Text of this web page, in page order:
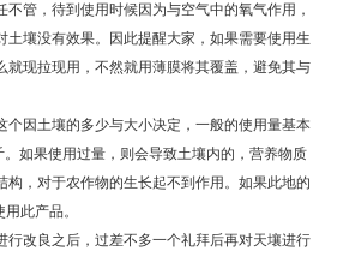
管，待到使用时候因为与空气中的氧气作用，
土壤没有效果。因此提醒大家，如果需要使用生
就现拉现用，不然就用薄膜将其覆盖，避免其与
个因土壤的多少与大小决定，一般的使用量基本
如果使用过量，则会导致土壤内的，营养物质
构，对于农作物的生长起不到作用。如果此地的
此产品。
行改良之后，过差不多一个礼拜后再对天壤进行